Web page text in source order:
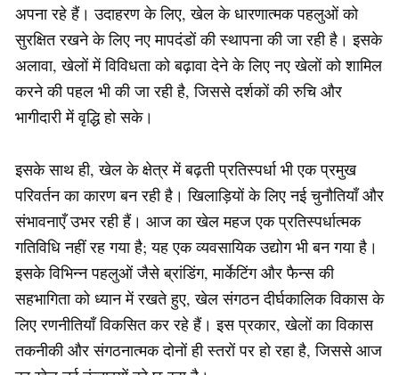
अपना रहे हैं। उदाहरण के लिए, खेल के धारणात्मक पहलुओं को
सुरक्षित रखने के लिए नए मापदंडों की स्थापना की जा रही है। इसके
अलावा, खेलों में विविधता को बढ़ावा देने के लिए नए खेलों को शामिल
करने की पहल भी की जा रही है, जिससे दर्शकों की रुचि और
भागीदारी में वृद्धि हो सके।
इसके साथ ही, खेल के क्षेत्र में बढ़ती प्रतिस्पर्धा भी एक प्रमुख
परिवर्तन का कारण बन रही है। खिलाड़ियों के लिए नई चुनौतियाँ और
संभावनाएँ उभर रही हैं। आज का खेल महज एक प्रतिस्पर्धात्मक
गतिविधि नहीं रह गया है; यह एक व्यवसायिक उद्योग भी बन गया है।
इसके विभिन्न पहलुओं जैसे ब्रांडिंग, मार्केटिंग और फैन्स की
सहभागिता को ध्यान में रखते हुए, खेल संगठन दीर्घकालिक विकास के
लिए रणनीतियाँ विकसित कर रहे हैं। इस प्रकार, खेलों का विकास
तकनीकी और संगठनात्मक दोनों ही स्तरों पर हो रहा है, जिससे आज